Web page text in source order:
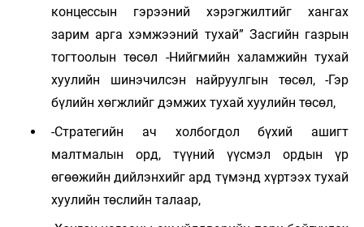
концессын гэрээний хэрэгжилтийг хангах
зарим арга хэмжээний тухай” Засгийн газрын
тогтоолын төсөл -Нийгмийн халамжийн тухай
хуулийн шинэчилсэн найруулгын төсөл, -Гэр
бүлийн хөгжлийг дэмжих тухай хуулийн төсөл,
-Стратегийн ач холбогдол бүхий ашигт
малтмалын орд, түүний үүсмэл ордын үр
өгөөжийн дийлэнхийг ард түмэнд хүртээх тухай
хуулийн төслийн талаар,